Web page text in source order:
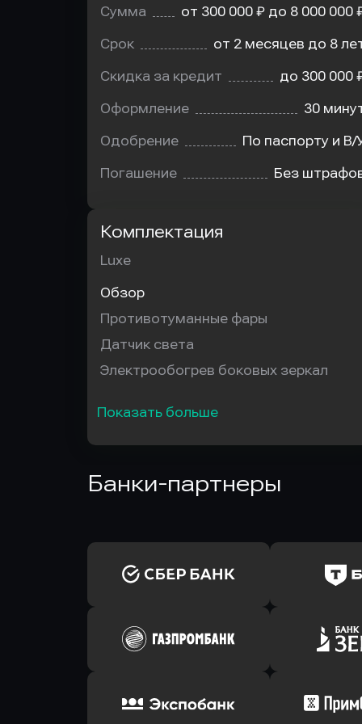
Сумма от 300 000 ₽ до 8 000 000
Срок от 2 месяцев до 8
Скидка за кредит до 300 000
Оформление 30
Одобрение По паспорту и В/
Погашение Без
Комплектация
Luxe
Обзор
Противотуманные фары
Датчик света
Электрообогрев боковых зеркал
Показать больше
Банки-партнеры
Оправить заявку
в Сбербанк
в Т-Банк
в Газпромбанк
в